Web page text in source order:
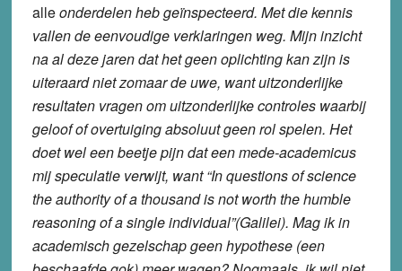
alleonderdelen heb geïnspecteerd. Met die kennis
vallen de eenvoudige verklaringen weg. Mijn inzicht
na al deze jaren dat het geen oplichting kan zijn is
uiteraard niet zomaar de uwe, want uitzonderlijke
resultaten vragen om uitzonderlijke controles waarbij
geloof of overtuiging absoluut geen rol spelen. Het
doet wel een beetje pijn dat een mede-academicus
mij speculatie verwijt, want “In questions of science
the authority of a thousand is not worth the humble
reasoning of a single individual”(Galilei). Mag ik in
academisch gezelschap geen hypothese (een